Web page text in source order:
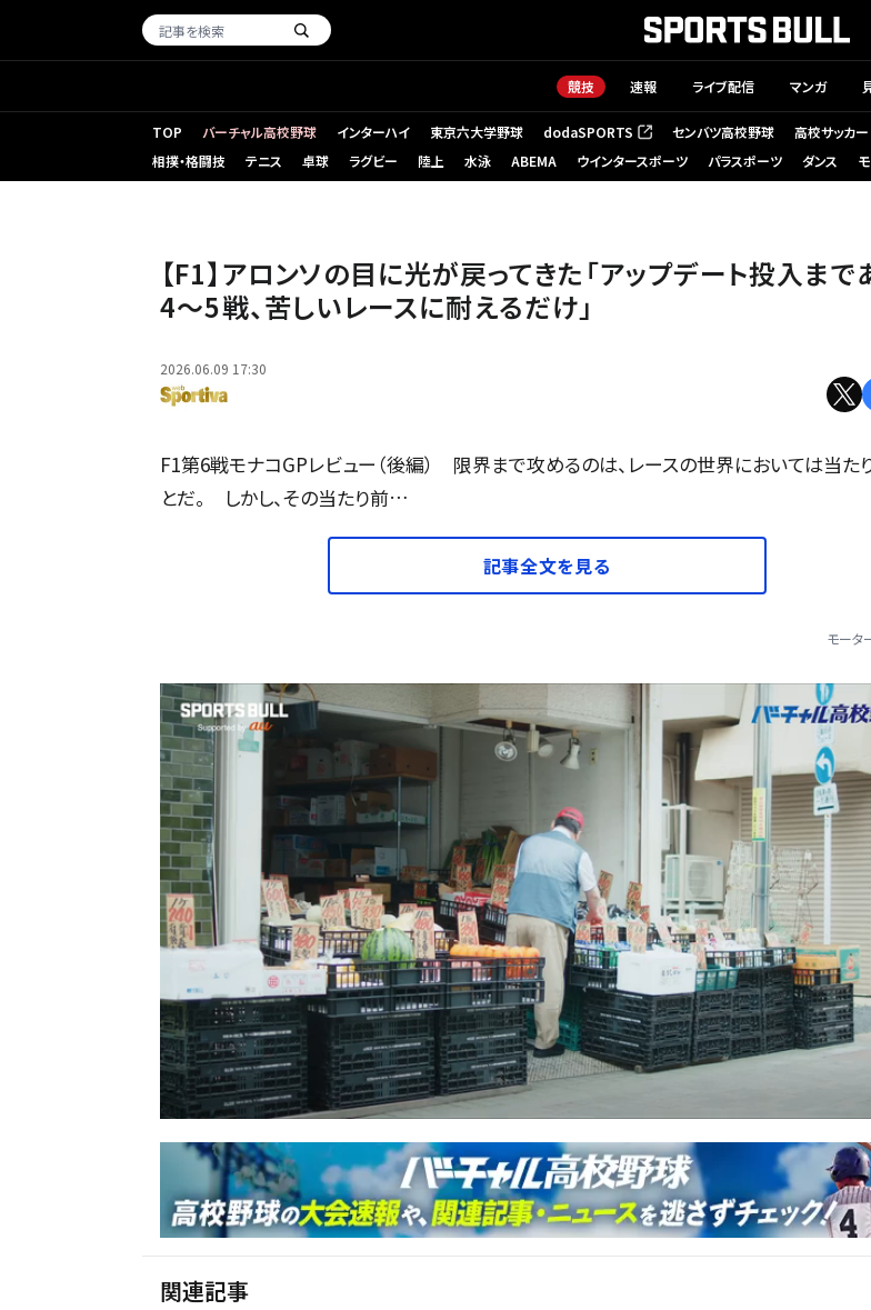
競技 速報 ライブ配信 マンガ
TOP バーチャル高校野球 インターハイ 東京六大学野球 dodaSPORTS
（新しいタブで開く） センバツ高校野球 高校サッカー
相撲・格闘技
テニス 卓球 ラグビー 陸上 水泳 ABEMA ウインタースポーツ パラスポーツ ダンス
【F1】アロンソの目に光が戻ってきた「アップデート投入まで
4〜5戦、苦しいレースに耐えるだけ」
2026.06.09 17:30
F1第6戦モナコGPレビュー（後編） 限界まで攻めるのは、レースの世界においては当た
とだ。 しかし、その当たり前…
記事全文を見る
モータ
関連記事